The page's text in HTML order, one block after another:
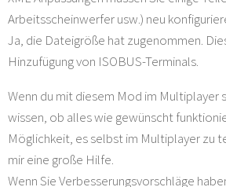
Arbeitsscheinwerfer usw.) neu
Ja, die Dateigröße hat zugenommen.
Hinzufügung von ISOBUS-Terminals.
Wenn du mit diesem Mod im Multiplayer
wissen, ob alles wie gewünscht
Möglichkeit, es selbst im Multiplayer zu
mir eine große Hilfe.
Wenn Sie Verbesserungsvorschläge